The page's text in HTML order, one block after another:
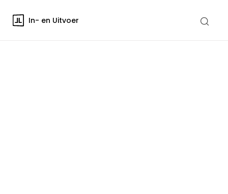
In- en Uitvoer